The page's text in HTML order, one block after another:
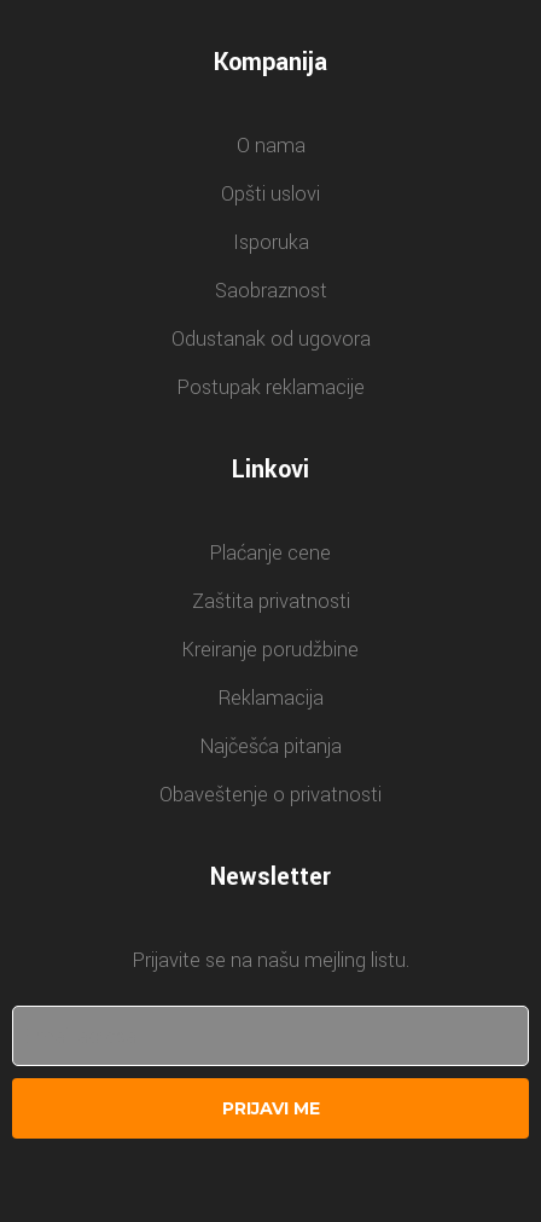
Kompanija
O nama
Opšti uslovi
Isporuka
Saobraznost
Odustanak od ugovora
Postupak reklamacije
Linkovi
Plaćanje cene
Zaštita privatnosti
Kreiranje porudžbine
Reklamacija
Najčešća pitanja
Obaveštenje o privatnosti
Newsletter
Prijavite se na našu mejling listu.
PRIJAVI ME